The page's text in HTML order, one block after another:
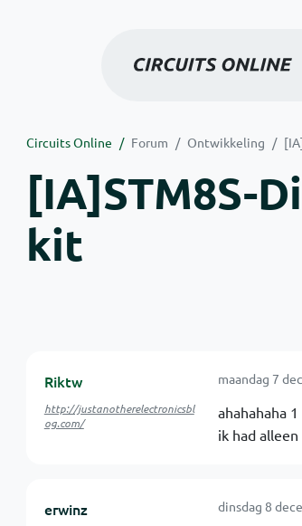
Circuits Online Forum Ontwikkeling
[IA]STM8S-
kit
Riktw
http://justanotherelectronicsbl
og.com/
maandag 7
ahahahaha
ik had
erwinz dinsdag 8